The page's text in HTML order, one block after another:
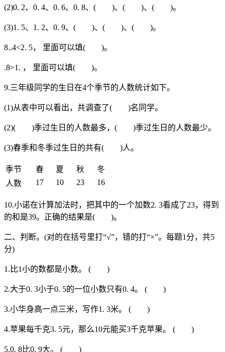
(2)0. 2、0. 4、0. 6、0. 8、( )、( )、( )。
(3)1. 5、1. 2、0. 9、( )、( )、( )。
8..4<2. 5， 里面可以填( )。
.8>1. ， 里面可以填( )。
9.三年级同学的生日在4个季节的人数统计如下。
(1)从表中可以看出，共调查了( )名同学。
(2)( )季过生日的人数最多，( )季过生日的人数最少。
(3)春季和冬季过生日的共有( )人。
季节 春 夏 秋
冬
人数
17 10 23 16
10.小诺在计算加法时，把其中的一个加数2. 3看成了23，得到
的和是39。正确的结果是( )。
二、判断。(对的在括号里打“√”，错的打“×”。每题1分，共5
分)
1.比1小的数都是小数。 ( )
2.大于0. 3小于0. 5的一位小数只有0. 4。 ( )
3.小华身高一点三米，写作1. 3米。 ( )
4.苹果每千克3. 5元，那么10元能买3千克苹果。 ( )
5.0. 8比0. 9大。 ( )